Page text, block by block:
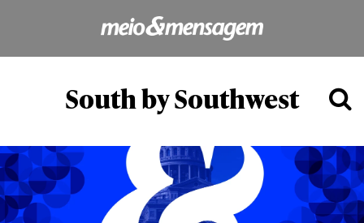
South by Southwest